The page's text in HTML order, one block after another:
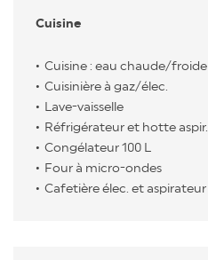
Cuisine
Cuisine : eau chaude/froide
Cuisinière à gaz/élec.
Lave-vaisselle
Réfrigérateur et hotte aspir.
Congélateur 100 L
Four à micro-ondes
Cafetière élec. et aspirateur